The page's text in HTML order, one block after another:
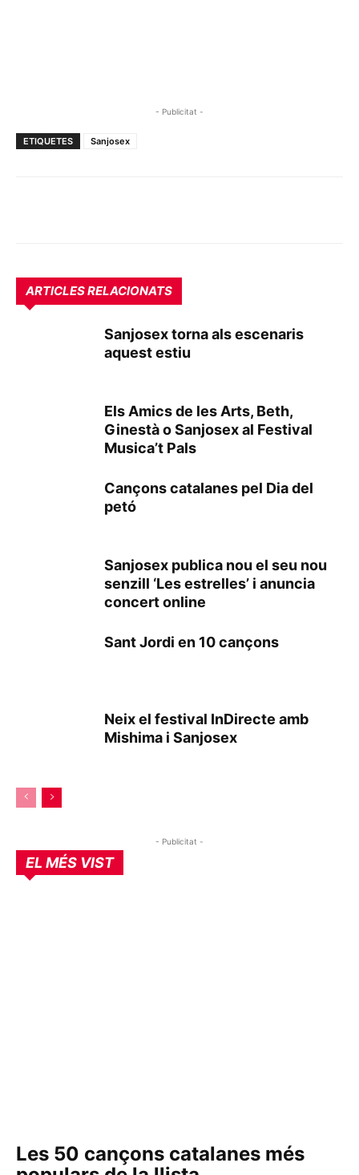
- Publicitat -
ETIQUETES Sanjosex
ARTICLES RELACIONATS
Sanjosex torna als escenaris
aquest estiu
Els Amics de les Arts, Beth,
Ginestà o Sanjosex al Festival
Musica’t Pals
Cançons catalanes pel Dia del
petó
Sanjosex publica nou el seu nou
senzill ‘Les estrelles’ i anuncia
concert online
Sant Jordi en 10 cançons
Neix el festival InDirecte amb
Mishima i Sanjosex
- Publicitat -
EL MÉS VIST
Les 50 cançons catalanes més